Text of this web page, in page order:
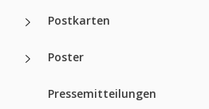
Postkarten
Poster
Pressemitteilungen